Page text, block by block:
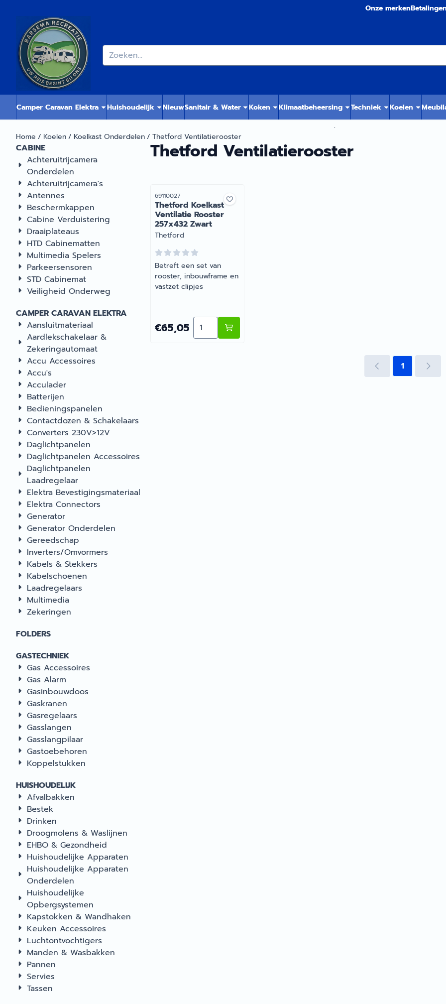
Onze merken
Zoeken
Camper Caravan Elektra Huishoudelijk NieuwSanitair & Water Koken Klimaatbeheersing Techniek Koelen
.
Home / Koelen/ Koelkast Onderdelen/ Thetford Ventilatierooster
CABINE
Achteruitrijcamera
Onderdelen
Achteruitrijcamera's
Antennes
Beschermkappen
Cabine Verduistering
Draaiplateaus
HTD Cabinematten
Multimedia Spelers
Parkeersensoren
STD Cabinemat
Veiligheid Onderweg
CAMPER CARAVAN ELEKTRA
Aansluitmateriaal
Aardlekschakelaar &
Zekeringautomaat
Accu Accessoires
Accu's
Acculader
Batterijen
Bedieningspanelen
Contactdozen & Schakelaars
Converters 230V>12V
Daglichtpanelen
Daglichtpanelen Accessoires
Daglichtpanelen
Laadregelaar
Elektra Bevestigingsmateriaal
Elektra Connectors
Generator
Generator Onderdelen
Gereedschap
Inverters/Omvormers
Kabels & Stekkers
Kabelschoenen
Laadregelaars
Multimedia
Zekeringen
FOLDERS
GASTECHNIEK
Gas Accessoires
Gas Alarm
Gasinbouwdoos
Gaskranen
Gasregelaars
Gasslangen
Gasslangpilaar
Gastoebehoren
Koppelstukken
HUISHOUDELIJK
Afvalbakken
Bestek
Drinken
Droogmolens & Waslijnen
EHBO & Gezondheid
Huishoudelijke Apparaten
Huishoudelijke Apparaten
Onderdelen
Huishoudelijke
Opbergsystemen
Kapstokken & Wandhaken
Keuken Accessoires
Luchtontvochtigers
Manden & Wasbakken
Pannen
Servies
Tassen
Thetford Ventilatierooster
Artikelnummer
69110027
Thetford Koelkast
Ventilatie Rooster
257x432 Zwart
Merk:
Thetford
Betreft een set van
rooster, inbouwframe en
vastzet clipjes
Prijs: 65,05
€65,05 Aantal kiezen voor Thetford Koelkast Ventilatie Rooster
1